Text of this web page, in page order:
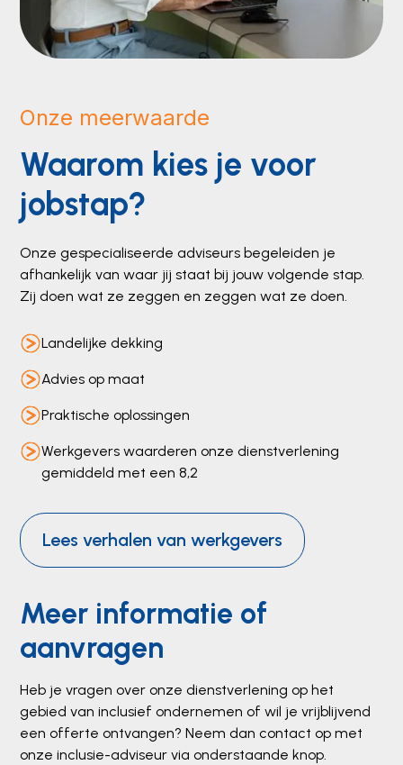
Onze meerwaarde
Waarom kies je voor
jobstap?
Onze gespecialiseerde adviseurs begeleiden je
afhankelijk van waar jij staat bij jouw volgende stap.
Zij doen wat ze zeggen en zeggen wat ze doen.
Landelijke dekking
Advies op maat
Praktische oplossingen
Werkgevers waarderen onze dienstverlening
gemiddeld met een 8,2
Lees verhalen van werkgevers
Meer informatie of
aanvragen
Heb je vragen over onze dienstverlening op het
gebied van inclusief ondernemen of wil je vrijblijvend
een offerte ontvangen? Neem dan contact op met
onze inclusie-adviseur via onderstaande knop.